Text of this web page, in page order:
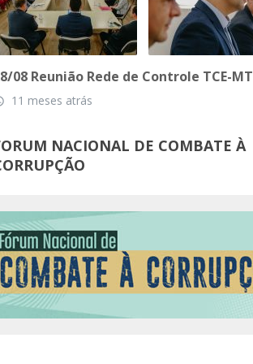
08 Reunião Rede de Controle TCE-MT
11 meses atrás
NACIONAL DE COMBATE À